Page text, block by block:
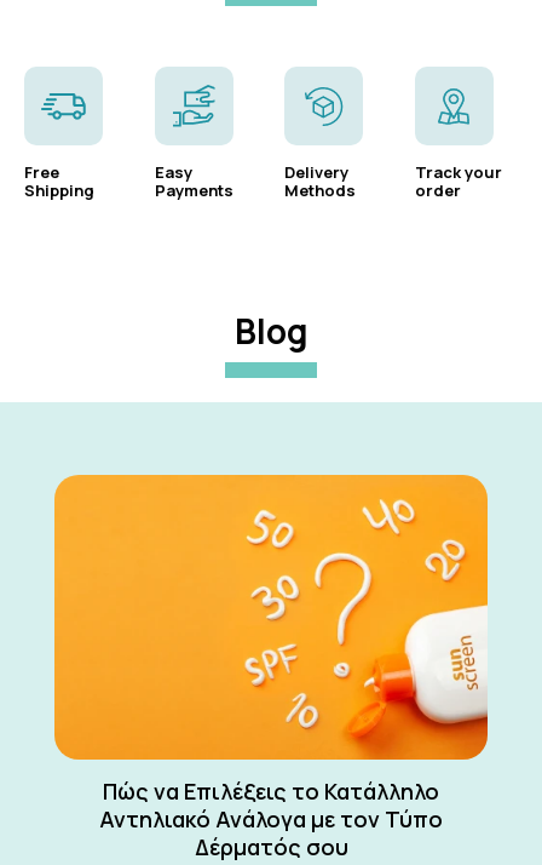
Free
Shipping
Easy
Payments
Delivery
Methods
Track your
order
Blog
Πώς να Επιλέξεις το Κατάλληλο
Αντηλιακό Ανάλογα με τον Τύπο
Δέρματός σου